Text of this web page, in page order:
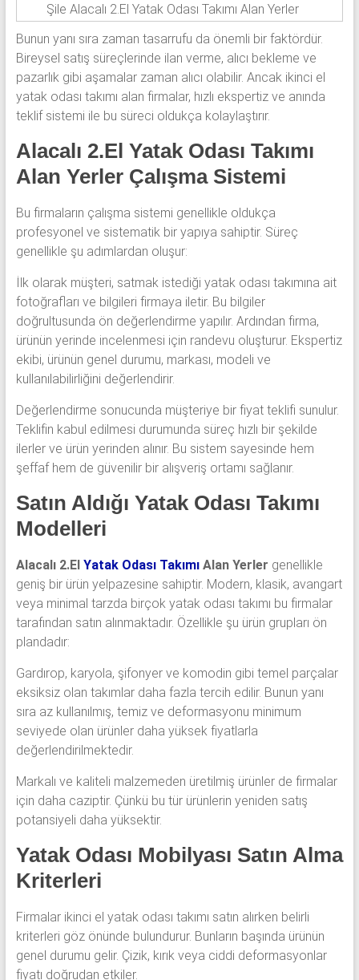
Şile Alacalı 2.El Yatak Odası Takımı Alan Yerler
Bunun yanı sıra zaman tasarrufu da önemli bir faktördür.
Bireysel satış süreçlerinde ilan verme, alıcı bekleme ve
pazarlık gibi aşamalar zaman alıcı olabilir. Ancak ikinci el
yatak odası takımı alan firmalar, hızlı ekspertiz ve anında
teklif sistemi ile bu süreci oldukça kolaylaştırır.
Alacalı 2.El Yatak Odası Takımı
Alan Yerler Çalışma Sistemi
Bu firmaların çalışma sistemi genellikle oldukça
profesyonel ve sistematik bir yapıya sahiptir. Süreç
genellikle şu adımlardan oluşur:
İlk olarak müşteri, satmak istediği yatak odası takımına ait
fotoğrafları ve bilgileri firmaya iletir. Bu bilgiler
doğrultusunda ön değerlendirme yapılır. Ardından firma,
ürünün yerinde incelenmesi için randevu oluşturur. Ekspertiz
ekibi, ürünün genel durumu, markası, modeli ve
kullanılabilirliğini değerlendirir.
Değerlendirme sonucunda müşteriye bir fiyat teklifi sunulur.
Teklifin kabul edilmesi durumunda süreç hızlı bir şekilde
ilerler ve ürün yerinden alınır. Bu sistem sayesinde hem
şeffaf hem de güvenilir bir alışveriş ortamı sağlanır.
Satın Aldığı Yatak Odası Takımı
Modelleri
Alacalı 2.El Yatak Odası TakımıAlan Yerler genellikle
geniş bir ürün yelpazesine sahiptir. Modern, klasik, avangart
veya minimal tarzda birçok yatak odası takımı bu firmalar
tarafından satın alınmaktadır. Özellikle şu ürün grupları ön
plandadır:
Gardırop, karyola, şifonyer ve komodin gibi temel parçalar
eksiksiz olan takımlar daha fazla tercih edilir. Bunun yanı
sıra az kullanılmış, temiz ve deformasyonu minimum
seviyede olan ürünler daha yüksek fiyatlarla
değerlendirilmektedir.
Markalı ve kaliteli malzemeden üretilmiş ürünler de firmalar
için daha caziptir. Çünkü bu tür ürünlerin yeniden satış
potansiyeli daha yüksektir.
Yatak Odası Mobilyası Satın Alma
Kriterleri
Firmalar ikinci el yatak odası takımı satın alırken belirli
kriterleri göz önünde bulundurur. Bunların başında ürünün
genel durumu gelir. Çizik, kırık veya ciddi deformasyonlar
fiyatı doğrudan etkiler.